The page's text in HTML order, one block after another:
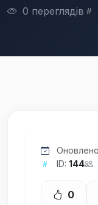
0 переглядів
ID: 144
0